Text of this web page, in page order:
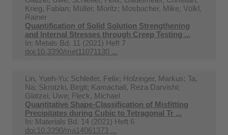
Krieg, Fabian; Müller, Moritz; Mosbacher, Mike; Völkl,
Rainer
Quantification of Solid Solution Strengthening
and Internal Stresses through Creep Testing ...
In: Metals Bd. 11 (2021) Heft 7
doi:10.3390/met11071130 ...
Lin, Yueh-Yu; Schleifer, Felix; Holzinger, Markus; Ta,
Na; Skrotzki, Birgit; Kamachali, Reza Darvishi;
Glatzel, Uwe; Fleck, Michael
Quantitative Shape-Classification of Misfitting
Precipitates during Cubic to Tetragonal Tr ...
In: Materials Bd. 14 (2021) Heft 6
doi:10.3390/ma14061373 ...